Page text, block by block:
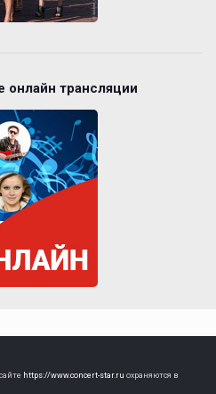
онлайн трансляции
https://www.concert-star.ru охраняются в